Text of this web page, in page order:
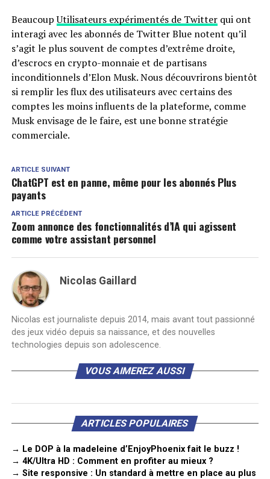
BeaucoupUtilisateurs expérimentés de Twitterqui ont
interagi avec les abonnés de Twitter Blue notent qu’il
s’agit le plus souvent de comptes d’extrême droite,
d’escrocs en crypto-monnaie et de partisans
inconditionnels d’Elon Musk. Nous découvrirons bientôt
si remplir les flux des utilisateurs avec certains des
comptes les moins influents de la plateforme, comme
Musk envisage de le faire, est une bonne stratégie
commerciale.
ARTICLE SUIVANT
ChatGPT est en panne, même pour les abonnés Plus
payants
ARTICLE PRÉCÉDENT
Zoom annonce des fonctionnalités d’IA qui agissent
comme votre assistant personnel
Nicolas Gaillard
Nicolas est journaliste depuis 2014, mais avant tout passionné
des jeux vidéo depuis sa naissance, et des nouvelles
technologies depuis son adolescence.
VOUS AIMEREZ AUSSI
ARTICLES POPULAIRES
→ Le DOP à la madeleine d’EnjoyPhoenix fait le buzz !
→ 4K/Ultra HD : Comment en profiter au mieux ?
→ Site responsive : Un standard à mettre en place au plus